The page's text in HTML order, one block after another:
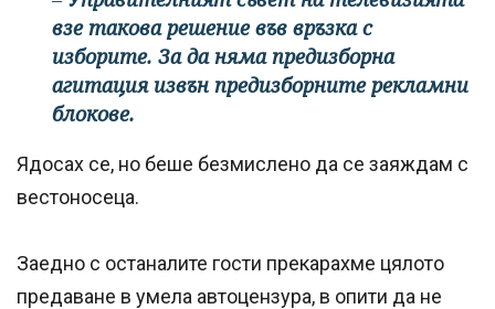
взе такова решение във връзка с
изборите. За да няма предизборна
агитация извън предизборните рекламни
блокове.
Ядосах се, но беше безмислено да се заяждам с
вестоносеца.
Заедно с останалите гости прекарахме цялото
предаване в умела автоцензура, в опити да не